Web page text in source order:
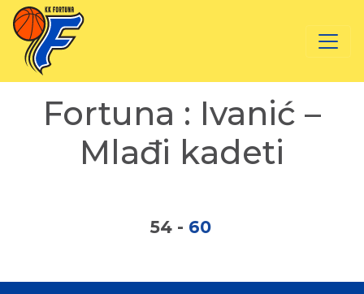
Fortuna : Ivanić –
Mlađi kadeti
54 - 60